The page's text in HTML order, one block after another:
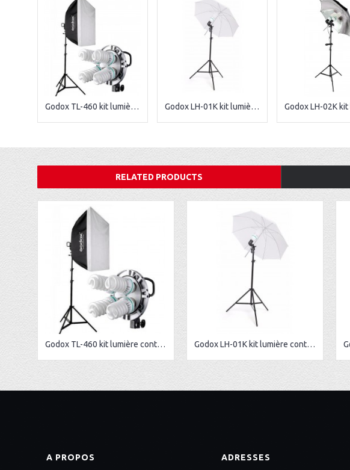
Godox TL-460 kit lumière continue Godox LH-01K kit lumière continue
RELATED PRODUCTS
Godox TL-460 kit lumière continue Godox LH-01K kit lumière continue
A PROPOS ADRESSES